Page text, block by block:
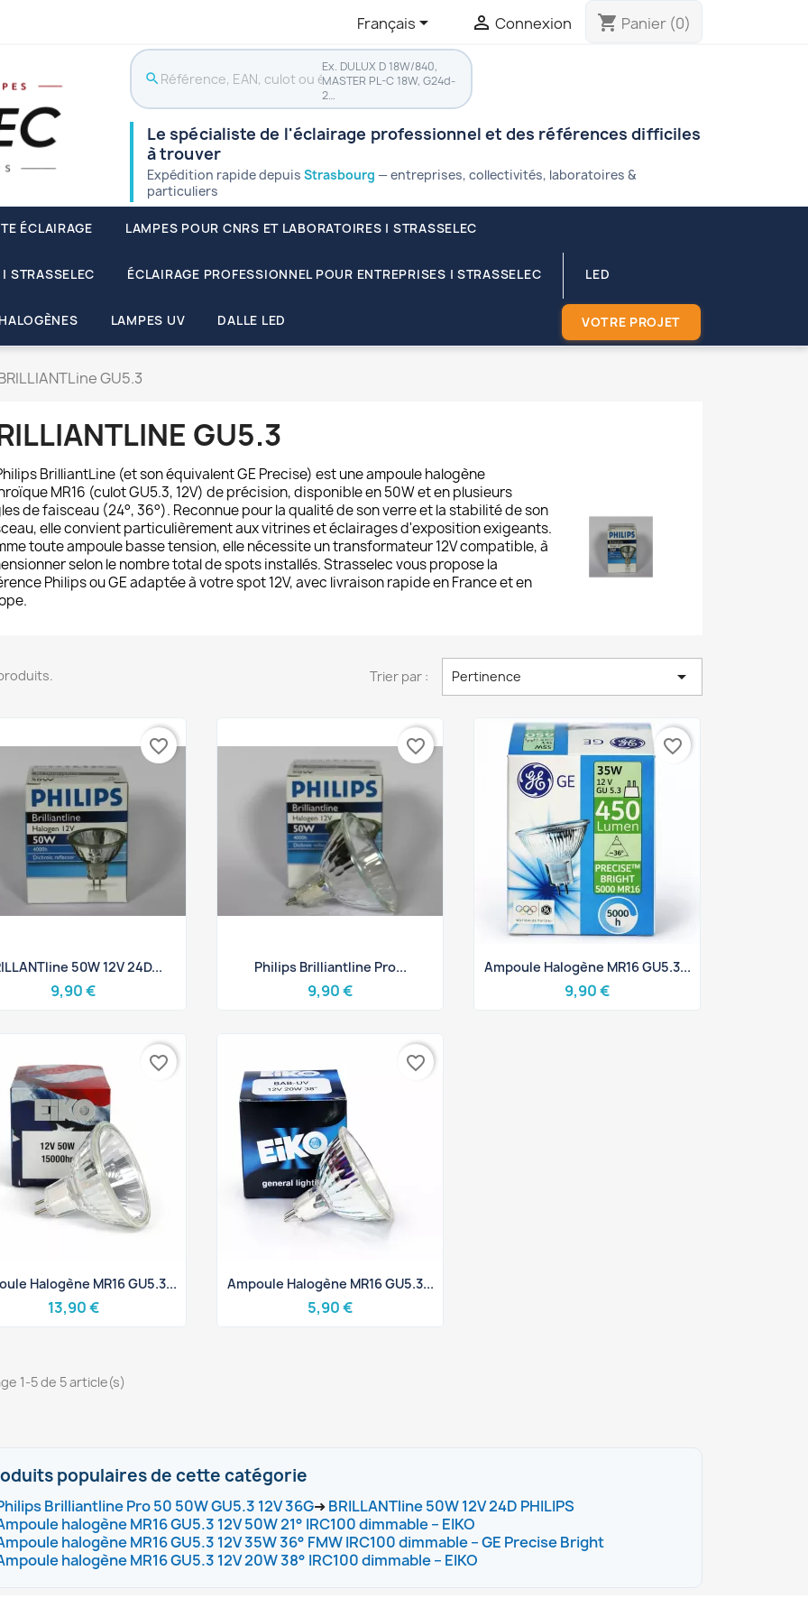
Français  Connexion shopping_cart Panier (0)
search
Ex. DULUX D 18W/840,
MASTER PL-C 18W, G24d-
2…
Le spécialiste de l'éclairage professionnel et des références difficiles
à trouver
Expédition rapide depuis Strasbourg — entreprises, collectivités, laboratoires &
particuliers
ÉCLAIRAGE LAMPES POUR CNRS ET LABORATOIRES | STRASSELEC
STRASSELEC ÉCLAIRAGE PROFESSIONNEL POUR ENTREPRISES | STRASSELEC LED
LAMPES UV DALLE LED VOTRE PROJET
GU5.3
GU5.3
BrilliantLine (et son équivalent GE Precise) est une ampoule halogène
MR16 (culot GU5.3, 12V) de précision, disponible en 50W et en plusieurs
de faisceau (24°, 36°). Reconnue pour la qualité de son verre et la stabilité de son
elle convient particulièrement aux vitrines et éclairages d'exposition exigeants.
toute ampoule basse tension, elle nécessite un transformateur 12V compatible, à
selon le nombre total de spots installés. Strasselec vous propose la
Philips ou GE adaptée à votre spot 12V, avec livraison rapide en France et en
Trier par : Pertinence 
Aperçu rapide
50W 12V 24D...
9,90 €
favorite_border
Aperçu rapide
Philips Brilliantline Pro...
9,90 €
favorite_border
Aperçu rapide
Ampoule Halogène MR16 GU5.3...
9,90 €
favorite_border
Aperçu rapide
Halogène MR16 GU5.3...
13,90 €
favorite_border
Aperçu rapide
Ampoule Halogène MR16 GU5.3...
5,90 €
favorite_border
1-5 de 5 article(s)
populaires de cette catégorie
Brilliantline Pro 50 50W GU5.3 12V 36G➜ BRILLANTline 50W 12V 24D PHILIPS
halogène MR16 GU5.3 12V 50W 21° IRC100 dimmable – EIKO
halogène MR16 GU5.3 12V 35W 36° FMW IRC100 dimmable – GE Precise Bright
halogène MR16 GU5.3 12V 20W 38° IRC100 dimmable – EIKO